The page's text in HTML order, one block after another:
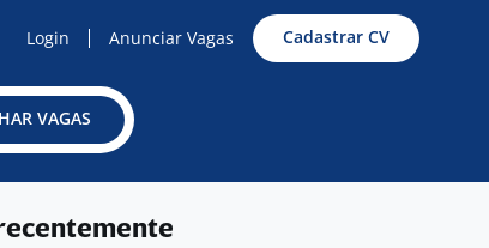
Login Anunciar Vagas Cadastrar CV
VAGAS